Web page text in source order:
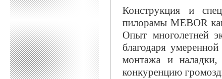
Конструкция и
пилорамы MEBOR
Опыт многолетней
благодаря
монтажа и наладки,
конкуренцию